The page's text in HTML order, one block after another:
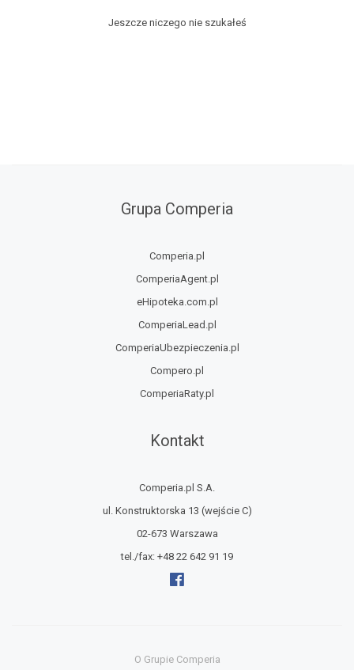
Jeszcze niczego nie szukałeś
Grupa Comperia
Comperia.pl
ComperiaAgent.pl
eHipoteka.com.pl
ComperiaLead.pl
ComperiaUbezpieczenia.pl
Compero.pl
ComperiaRaty.pl
Kontakt
Comperia.pl S.A.
ul. Konstruktorska 13 (wejście C)
02-673 Warszawa
tel./fax: +48 22 642 91 19
O Grupie Comperia